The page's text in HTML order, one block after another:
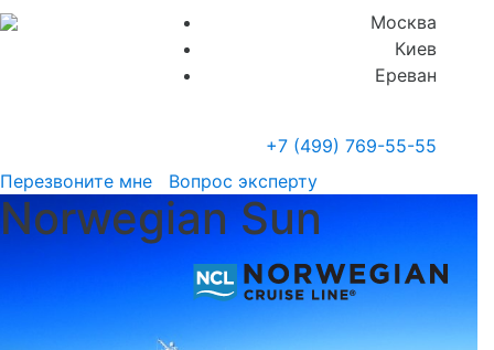
Москва
Киев
Ереван
+7 (499) 769-55-55
Перезвоните мне
Вопрос эксперту
Norwegian Sun